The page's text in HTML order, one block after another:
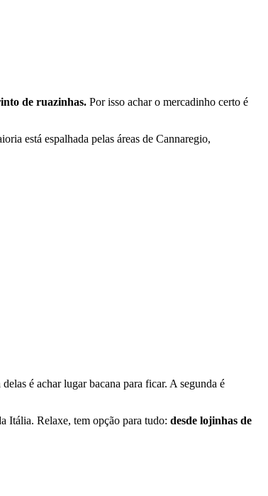
de ruazinhas. Por isso achar o mercadinho certo é
está espalhada pelas áreas de Cannaregio,
é achar lugar bacana para ficar. A segunda é
Itália. Relaxe, tem opção para tudo: desde lojinhas de